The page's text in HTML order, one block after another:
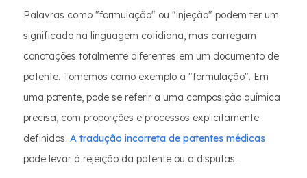
Palavras como "formulação" ou "injeção" podem ter um
significado na linguagem cotidiana, mas carregam
conotações totalmente diferentes em um documento de
patente. Tomemos como exemplo a "formulação". Em
uma patente, pode se referir a uma composição química
precisa, com proporções e processos explicitamente
definidos. A tradução incorreta de patentes médicas
pode levar à rejeição da patente ou a disputas.